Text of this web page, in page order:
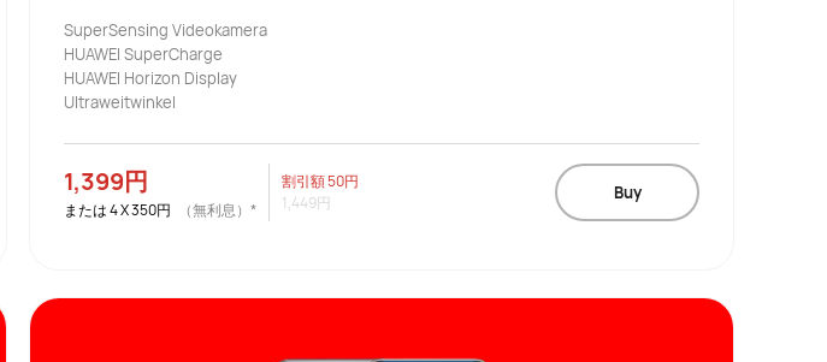
SuperSensing Videokamera
HUAWEI SuperCharge
HUAWEI Horizon Display
Ultraweitwinkel
1,399円
または4X350円 （無利息）*
割引額50円
1,449円
Buy